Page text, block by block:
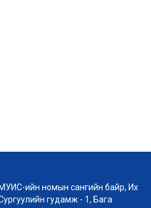
МУИС-ийн номын сангийн байр, Их
гудамж - 1, Бага